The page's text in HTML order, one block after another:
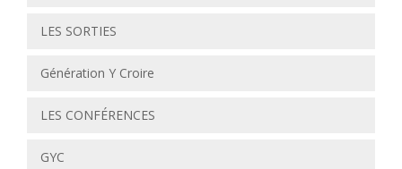
LES SORTIES
Génération Y Croire
LES CONFÉRENCES
GYC